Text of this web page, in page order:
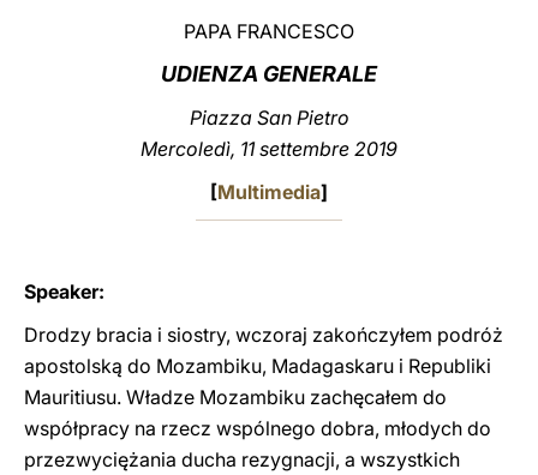
PAPA FRANCESCO
UDIENZA GENERALE
Piazza San Pietro
Mercoledì, 11 settembre 2019
[Multimedia]
Speaker:
Drodzy bracia i siostry, wczoraj zakończyłem podróż
apostolską do Mozambiku, Madagaskaru i Republiki
Mauritiusu. Władze Mozambiku zachęcałem do
współpracy na rzecz wspólnego dobra, młodych do
przezwyciężania ducha rezygnacji, a wszystkich